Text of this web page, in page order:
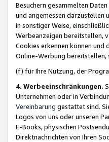
Besuchern gesammelten
und angemessen darzustellen
in sonstiger Weise,
Werbeanzeigen bereitstellen,
Cookies erkennen können und
Online-Werbung bereitstellen,
(f) für Ihre Nutzung, der
4. Werbeeinschränkungen.
Unternehmen oder in
Vereinbarung gestattet sind.
Logos von uns oder unseren
E-Books, physischen
Direktnachrichten von Ihren